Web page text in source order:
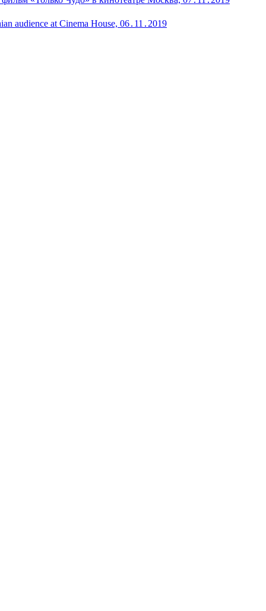
audience at Cinema House, 06․11․2019